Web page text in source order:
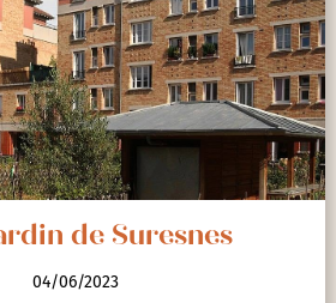
de Suresnes
04/06/2023